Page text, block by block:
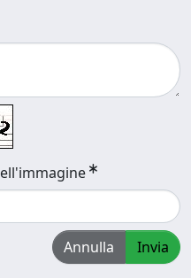
Annulla Invia